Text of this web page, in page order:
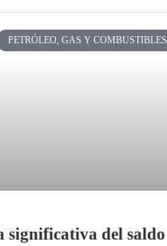
PETRÓLEO, GAS Y COMBUSTIBLES
significativa del saldo